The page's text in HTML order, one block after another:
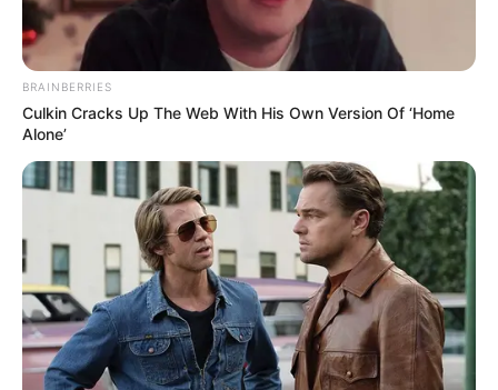
BRAINBERRIES
Culkin Cracks Up The Web With His Own Version Of ‘Home
Alone’